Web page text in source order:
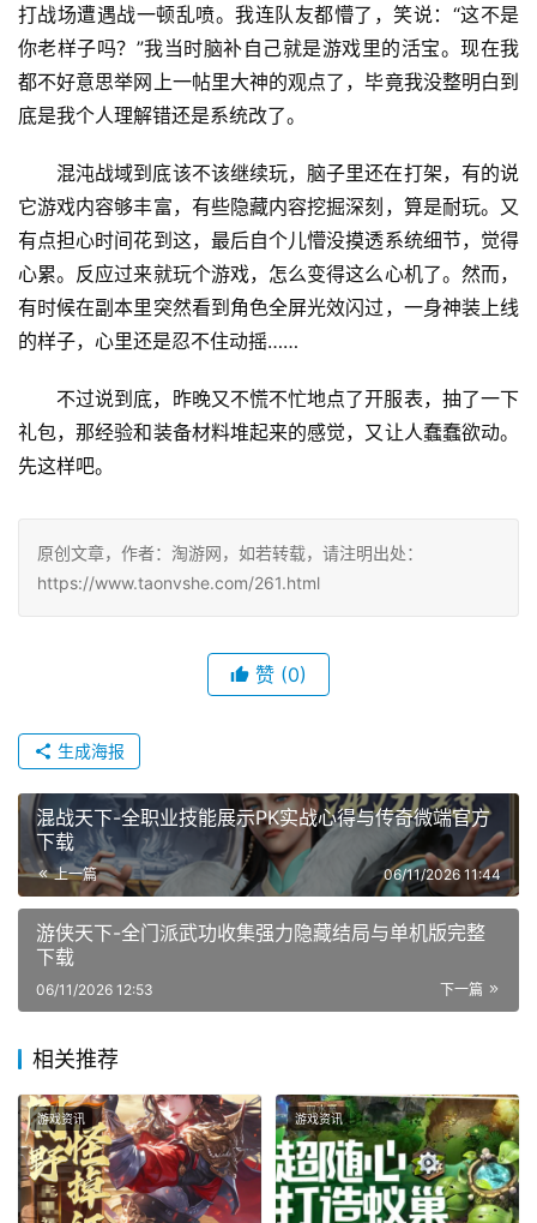
打战场遭遇战一顿乱喷。我连队友都懵了，笑说：“这不是
你老样子吗？”我当时脑补自己就是游戏里的活宝。现在我
都不好意思举网上一帖里大神的观点了，毕竟我没整明白到
底是我个人理解错还是系统改了。
混沌战域到底该不该继续玩，脑子里还在打架，有的说
它游戏内容够丰富，有些隐藏内容挖掘深刻，算是耐玩。又
有点担心时间花到这，最后自个儿懵没摸透系统细节，觉得
心累。反应过来就玩个游戏，怎么变得这么心机了。然而，
有时候在副本里突然看到角色全屏光效闪过，一身神装上线
的样子，心里还是忍不住动摇……
不过说到底，昨晚又不慌不忙地点了开服表，抽了一下
礼包，那经验和装备材料堆起来的感觉，又让人蠢蠢欲动。
先这样吧。
原创文章，作者：淘游网，如若转载，请注明出处：
https://www.taonvshe.com/261.html
赞 (0)
生成海报
混战天下-全职业技能展示PK实战心得与传奇微端官方
下载
上一篇 06/11/2026 11:44
游侠天下-全门派武功收集强力隐藏结局与单机版完整
下载
下一篇
06/11/2026 12:53
相关推荐
游戏资讯 游戏资讯